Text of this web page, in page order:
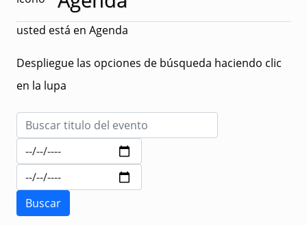
usted está en Agenda
Despliegue las opciones de búsqueda haciendo clic
en la lupa